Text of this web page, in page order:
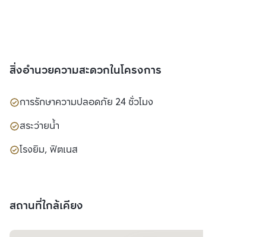
สิ่งอำนวยความสะดวกในโครงการ
การรักษาความปลอดภัย 24 ชั่วโมง
สระว่ายน้ำ
โรงยิม, ฟิตเนส
สถานที่ใกล้เคียง